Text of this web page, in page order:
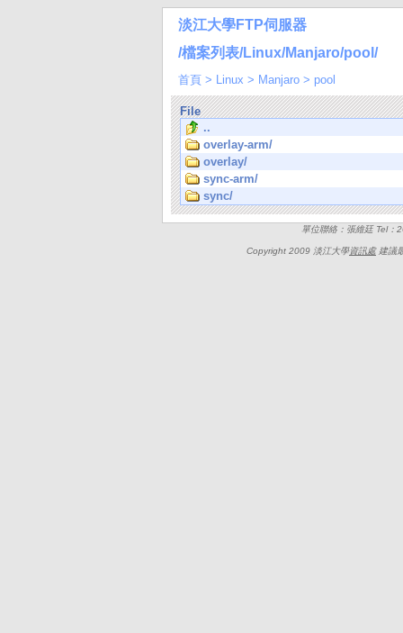
淡江大學FTP伺服器
/檔案列表/Linux/Manjaro/pool/
首頁 > Linux > Manjaro > pool
File
..
overlay-arm/
overlay/
sync-arm/
sync/
單位聯絡：張維廷 Tel
Copyright 2009 淡江大學資訊處建議